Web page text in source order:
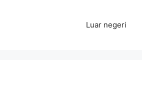
Luar negeri